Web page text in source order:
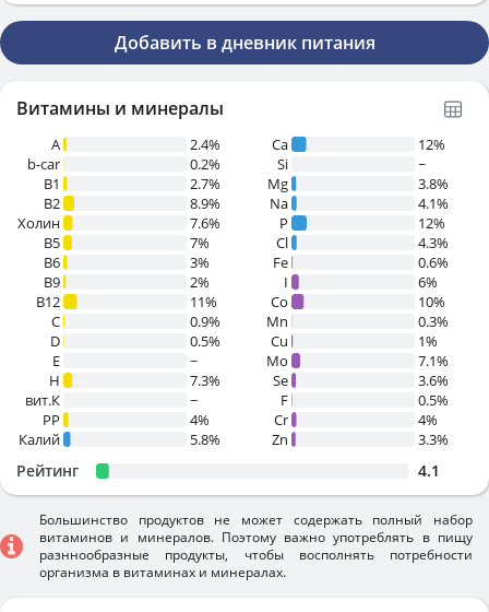
Добавить в дневник питания
Витамины и минералы
A
2.4%
b-car
0.2%
В1
2.7%
B2
8.9%
Холин
7.6%
B5
7%
B6
3%
B9
2%
B12
11%
C
0.9%
D
0.5%
E
~
H
7.3%
вит.К
~
PP
4%
Калий
5.8%
Ca
12%
Si
~
Mg
3.8%
Na
4.1%
P
12%
Cl
4.3%
Fe
0.6%
I
6%
Co
10%
Mn
0.3%
Cu
1%
Mo
7.1%
Se
3.6%
F
0.5%
Cr
4%
Zn
3.3%
Рейтинг 4.1
Большинство продуктов не может содержать полный набор
витаминов и минералов. Поэтому важно употреблять в пищу
разннообразные продукты, чтобы восполнять потребности
организма в витаминах и минералах.